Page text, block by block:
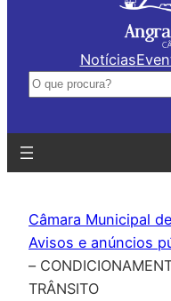
Notícias
Pesquisar
Câmara Municipal
Avisos e anúncios
–
TRÂNSITO